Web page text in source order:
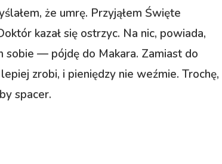
że umrę. Przyjąłem Święte
kazał się ostrzyc. Na nic, powiada,
— pójdę do Makara. Zamiast do
zrobi, i pieniędzy nie weźmie. Trochę,
spacer.